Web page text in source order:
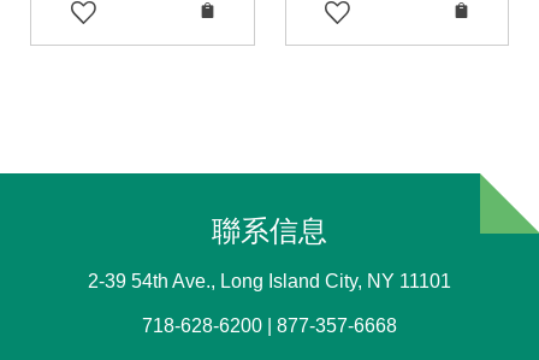
聯系信息
2-39 54th Ave., Long Island City, NY 11101
718-628-6200 | 877-357-6668